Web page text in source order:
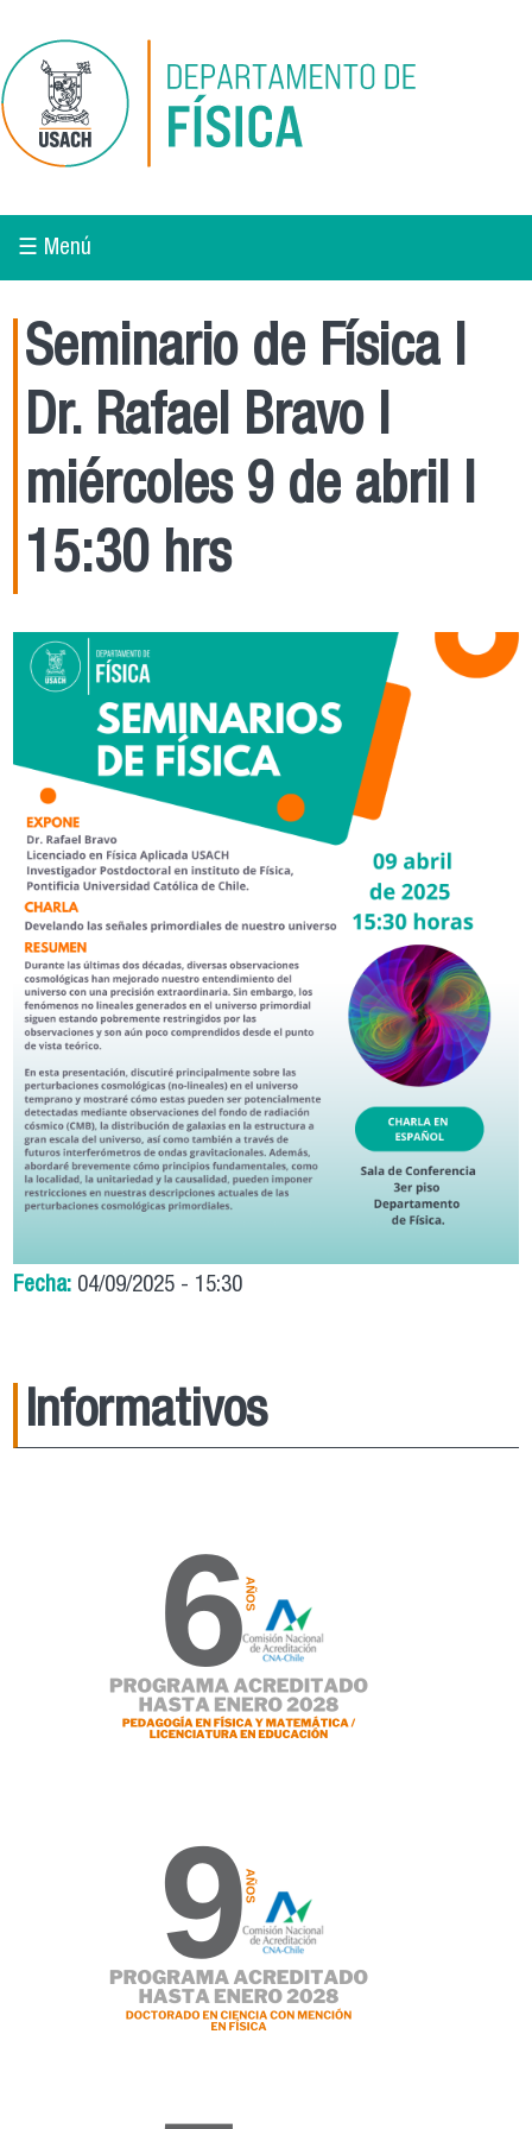
☰ Menú
Seminario de Física l
Dr. Rafael Bravo l
miércoles 9 de abril l
15:30 hrs
Fecha: 04/09/2025 - 15:30
Informativos